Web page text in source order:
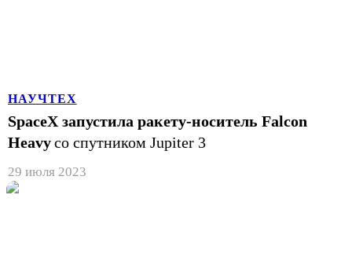
НАУЧТЕХ
SpaceX запустила ракету-носитель Falcon
Heavyсо спутником Jupiter 3
29 июля 2023